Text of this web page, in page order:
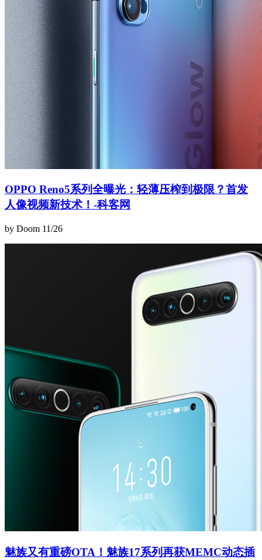
OPPO Reno5系列全曝光：轻薄压榨到极限？首发
人像视频新技术！-科客网
by Doom 11/26
魅族又有重磅OTA！魅族17系列再获MEMC动态插